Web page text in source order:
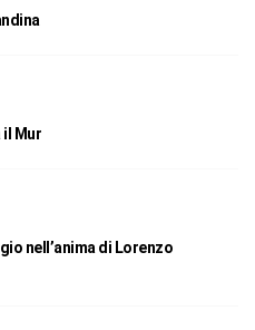
il Mur
nell’anima di Lorenzo